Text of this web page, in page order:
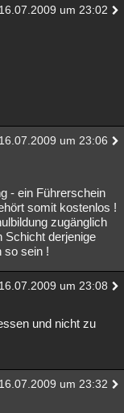
16.07.2009 um 23:02
16.07.2009 um 23:06
- ein Führerschein
somit kostenlos !
zugänglich
Schicht derjenige
so sein !
16.07.2009 um 23:08
und nicht zu
16.07.2009 um 23:32